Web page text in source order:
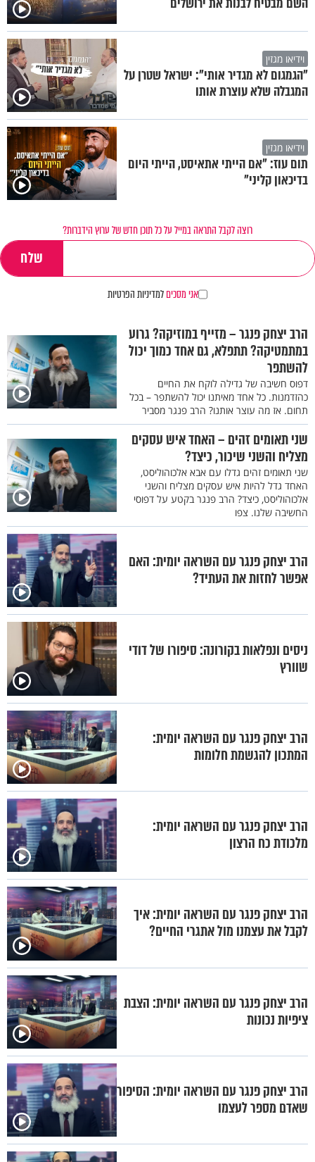
וידיאו מגזין
"הגמגום לא מגדיר אותי": ישראל שטרן על
המגבלה שלא עוצרת אותו
וידיאו מגזין
תום עוז: "אם הייתי אתאיסט, הייתי היום
בדיכאון קליני"
רוצה לקבל התראה במייל על כל תוכן חדש של ערוץ הידברות?
אני מסכיםלמדיניות הפרטיות
הרב יצחק פנגר – מזייף במוזיקה? גרוע
במתמטיקה? תתפלא, גם אחד כמוך יכול
להשתפר
דפוס חשיבה של גדילה לוקח את החיים
כהזדמנות. כל אחד מאיתנו יכול להשתפר – בכל
תחום. אז מה עוצר אותנו? הרב פנגר מסביר
שני תאומים זהים – האחד איש עסקים
מצליח והשני שיכור, כיצד?
שני תאומים זהים גדלו עם אבא אלכוהוליסט,
האחד גדל להיות איש עסקים מצליח והשני
אלכוהוליסט, כיצד? הרב פנגר בקטע על דפוסי
החשיבה שלנו. צפו
הרב יצחק פנגר עם השראה יומית: האם
אפשר לחזות את העתיד?
ניסים ונפלאות בקורונה: סיפורו של דודי
שוורץ
הרב יצחק פנגר עם השראה יומית:
המתכון להגשמת חלומות
הרב יצחק פנגר עם השראה יומית:
מלכודת כח הרצון
הרב יצחק פנגר עם השראה יומית: איך
לקבל את עצמנו מול אתגרי החיים?
הרב יצחק פנגר עם השראה יומית: הצבת
ציפיות נכונות
הרב יצחק פנגר עם השראה יומית: הסיפור
שאדם מספר לעצמו